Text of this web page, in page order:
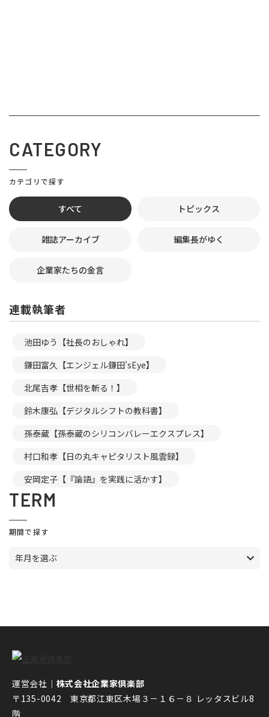
CATEGORY
カテゴリで探す
すべて トピックス
雑誌アーカイブ 編集長がゆく
企業家たちの金言
連載執筆者
池田ゆう【社長のおしゃれ】
鎌田富久【エンジェル鎌田’sEye】
北尾吉孝【世相を斬る！】
鈴木康弘【デジタルシフトの教科書】
孫泰蔵【孫泰蔵のシリコンバレーエクスプレス】
村口和孝【日の丸キャピタリスト風雲録】
安岡定子【『論語』を実践に活かす】
TERM
期間で探す
年月を選ぶ
運営会社｜ 株式会社企業家倶楽部
〒135-0042 東京都江東区木場３－１６－８ レッタスビル8
階